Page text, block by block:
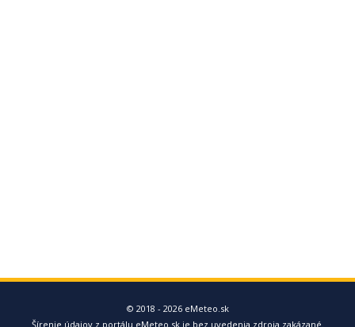
© 2018 - 2026 eMeteo.sk
Šírenie údajov z portálu eMeteo.sk je bez uvedenia zdroja zakázané.